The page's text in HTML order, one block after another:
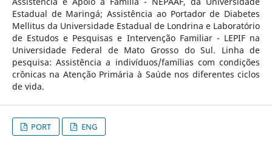
Estadual de Maringá; Assistência ao Portador de Diabetes
Mellitus da Universidade Estadual de Londrina e Laboratório
de Estudos e Pesquisas e Intervenção Familiar - LEPIF na
Universidade Federal de Mato Grosso do Sul. Linha de
pesquisa: Assistência a indivíduos/famílias com condições
crônicas na Atenção Primária à Saúde nos diferentes ciclos
de vida.
PORT ENG